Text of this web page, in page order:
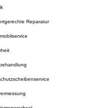
Reparatur